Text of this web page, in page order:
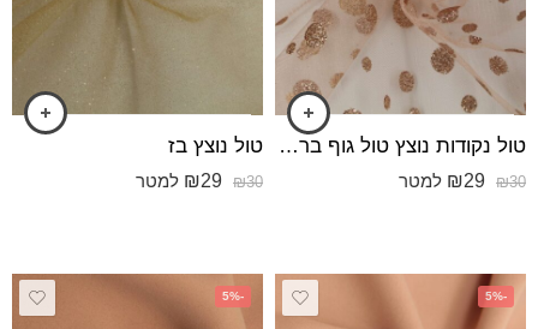
טול נקודות נוצץ טול גוף ברונזה
₪30
₪29 למטר
טול נוצץ בז
₪30
₪29 למטר
-5%
-5%